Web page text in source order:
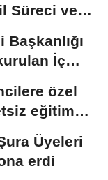
Süreci ve
İç
özel
eğitim
Üyeleri
erdi